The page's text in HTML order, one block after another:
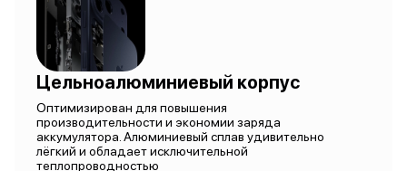
Цельноалюминиевый корпус
Оптимизирован для повышения
производительности и экономии заряда
аккумулятора. Алюминиевый сплав удивительно
лёгкий и обладает исключительной
теплопроводностью